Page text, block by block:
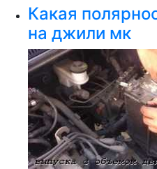
Какая
на джили мк